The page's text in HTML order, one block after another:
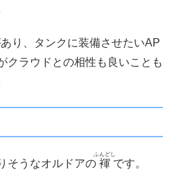
り、タンクに装備させたいAP
クラウドとの相性も良いことも
そうなオルドアの 褌
ふんどし
です。